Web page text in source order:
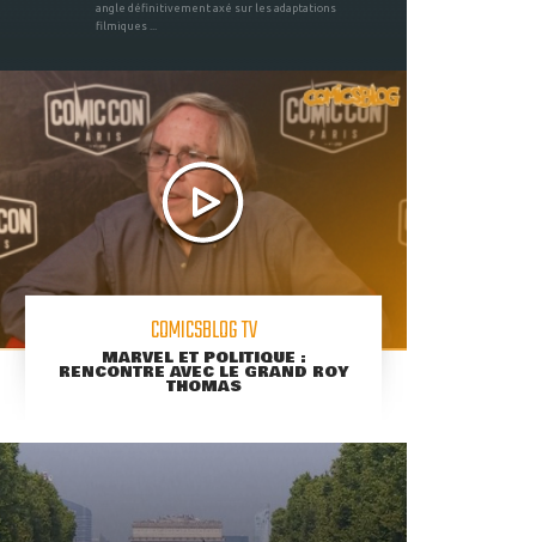
angle définitivement axé sur les adaptations
filmiques ...
COMICSBLOG TV
MARVEL ET POLITIQUE :
RENCONTRE AVEC LE GRAND ROY
THOMAS